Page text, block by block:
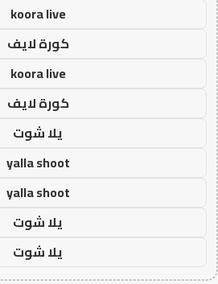
koora live
كورة لايف
koora live
كورة لايف
يلا شوت
yalla shoot
yalla shoot
يلا شوت
يلا شوت